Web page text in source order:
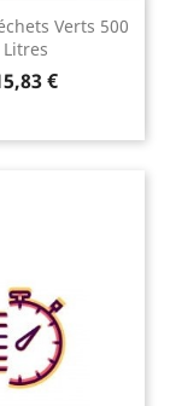
Verts 500
Litres
€